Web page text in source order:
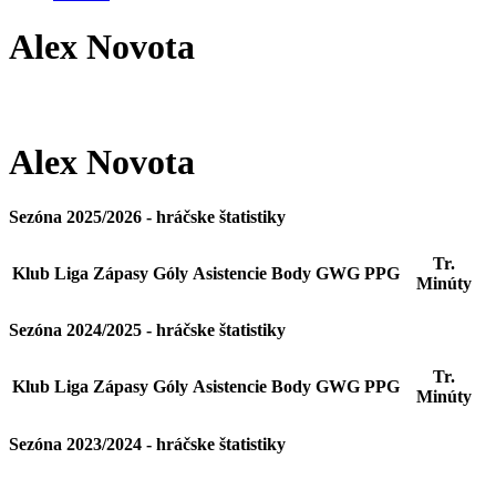
Alex Novota
Alex Novota
Sezóna 2025/2026 - hráčske štatistiky
Klub Liga Zápasy Góly Asistencie Body GWG PPG
Tr.
Minúty
Sezóna 2024/2025 - hráčske štatistiky
Klub Liga Zápasy Góly Asistencie Body GWG PPG
Tr.
Minúty
Sezóna 2023/2024 - hráčske štatistiky